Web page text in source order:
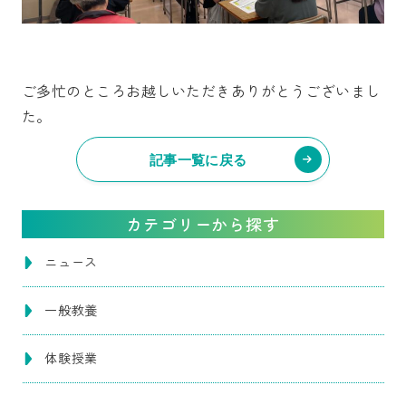
ご多忙のところお越しいただきありがとうございまし
た。
記事一覧に戻る
カテゴリーから探す
ニュース
一般教養
体験授業